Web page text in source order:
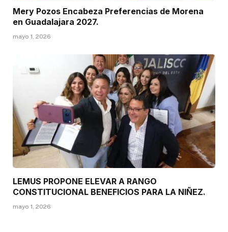
Mery Pozos Encabeza Preferencias de Morena
en Guadalajara 2027.
mayo 1, 2026
LEMUS PROPONE ELEVAR A RANGO
CONSTITUCIONAL BENEFICIOS PARA LA NIÑEZ.
mayo 1, 2026